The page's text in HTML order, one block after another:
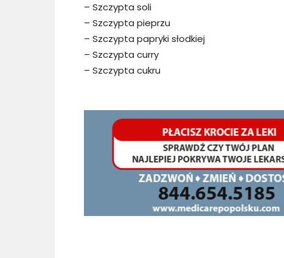
– Szczypta soli
– Szczypta pieprzu
– Szczypta papryki słodkiej
– Szczypta curry
– Szczypta cukru